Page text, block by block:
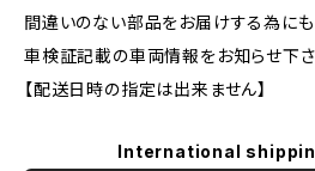
間違いのない部品をお届けする為に
車検証記載の車両情報をお知らせ下さ
【配送日時の指定は出来ません】
International